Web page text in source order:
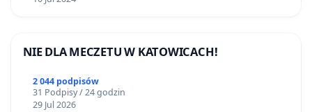
NIE DLA MECZETU W KATOWICACH!
2 044 podpisów
31 Podpisy / 24 godzin
29 Jul 2026